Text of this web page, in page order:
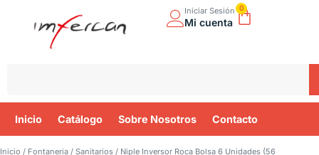
Iniciar Sesión
Mi cuenta
0
Inicio Catálogo Sobre Nosotros Contacto
Inicio / Fontaneria / Sanitarios / Niple Inversor Roca Bolsa 6 Unidades (56